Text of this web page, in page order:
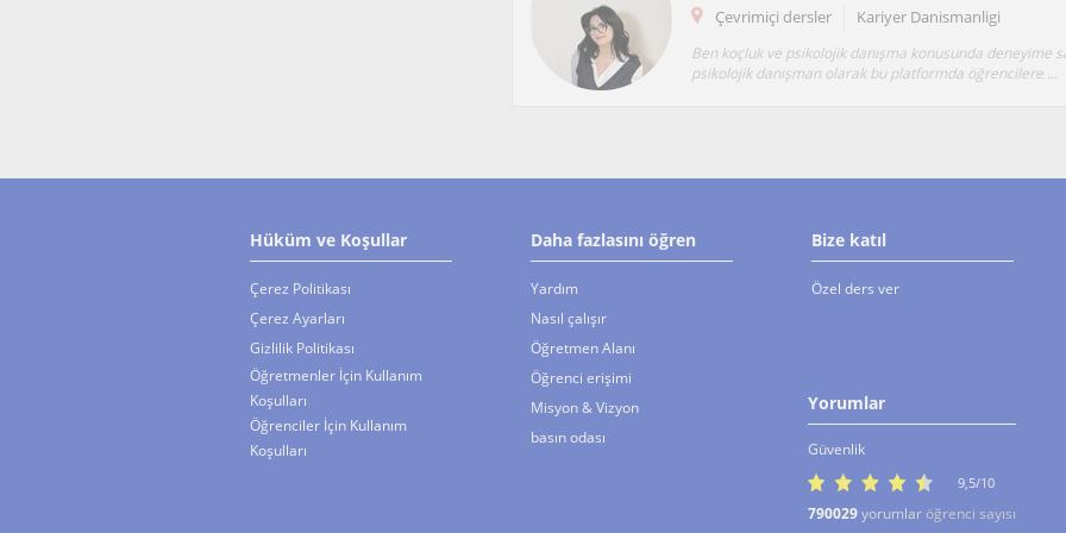
Çevrimiçi dersler Kariyer Danismanligi
Ben koçluk ve psikolojik danışma konusunda deneyime
psikolojik danışman olarak bu platformda öğrencilere ...
Hüküm ve Koşullar
Çerez Politikası
Çerez Ayarları
Gizlilik Politikası
Öğretmenler İçin Kullanım
Koşulları
Öğrenciler İçin Kullanım
Koşulları
Daha fazlasını öğren
Yardım
Nasıl çalışır
Öğretmen Alanı
Öğrenci erişimi
Misyon & Vizyon
basın odası
Bize katıl
Özel ders ver
Yorumlar
Güvenlik
9,5/10
790029yorumlar öğrenci sayısı